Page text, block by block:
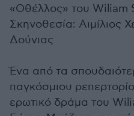
«Οθέλλος» του Wiliam
Σκηνοθεσία: Αιμίλιος
Δούνιας
Ένα από τα
παγκόσμιου
ερωτικό δράμα του